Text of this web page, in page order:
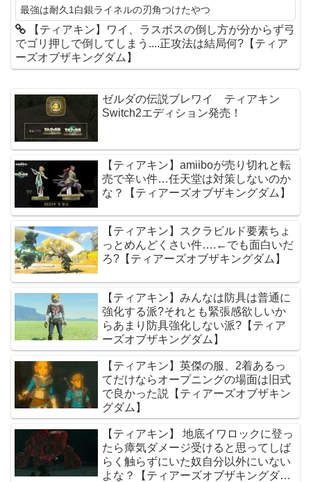
最強は耐久1白銀ライネルの刃角つけたやつ
【ティアキン】ワイ、ラスボスの倒し方が分からず弓
でゴリ押しで倒してしまう....正攻法は結局何?【ティア
ーズオブザキングダム】
ゼルダの伝説ブレワイ ティアキン
Switch2エディション発売！
【ティアキン】amiiboが売り切れと転
売で辛い件…任天堂は対策しないのか
な？【ティアーズオブザキングダム】
【ティアキン】スクラビルド要素ちょ
っとめんどくさい件….←でも面白いだ
ろ?【ティアーズオブザキングダム】
【ティアキン】みんなは防具は普通に
強化する派?それとも緊張感欲しいか
らあまり防具強化しない派?【ティア
ーズオブザキングダム】
【ティアキン】英傑の服、2着あるっ
てだけならオープニングの場面は旧式
で良かった説【ティアーズオブザキン
グダム】
【ティアキン】 地底イワロックに登っ
たら瘴気ダメージ受けると思ってしば
らく触らずにいた奴自分以外にいない
よな？【ティアーズオブザキングダ